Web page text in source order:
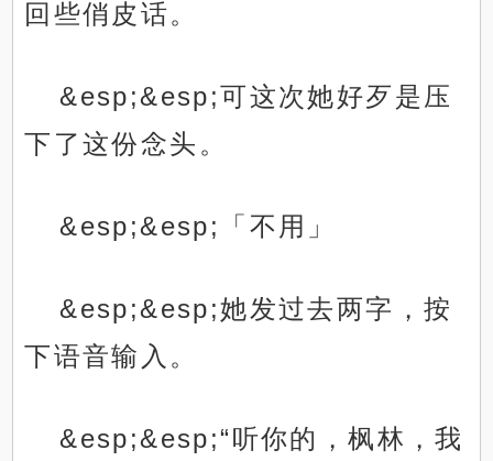
回些俏皮话。
&esp;&esp;可这次她好歹是压
下了这份念头。
&esp;&esp;「不用」
&esp;&esp;她发过去两字，按
下语音输入。
&esp;&esp;“听你的，枫林，我